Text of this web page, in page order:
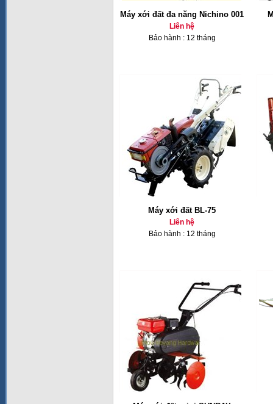
Máy xới đất đa năng Nichino 001
Liên hệ
Bảo hành : 12 tháng
Máy xới đất BL-75
Liên hệ
Bảo hành : 12 tháng